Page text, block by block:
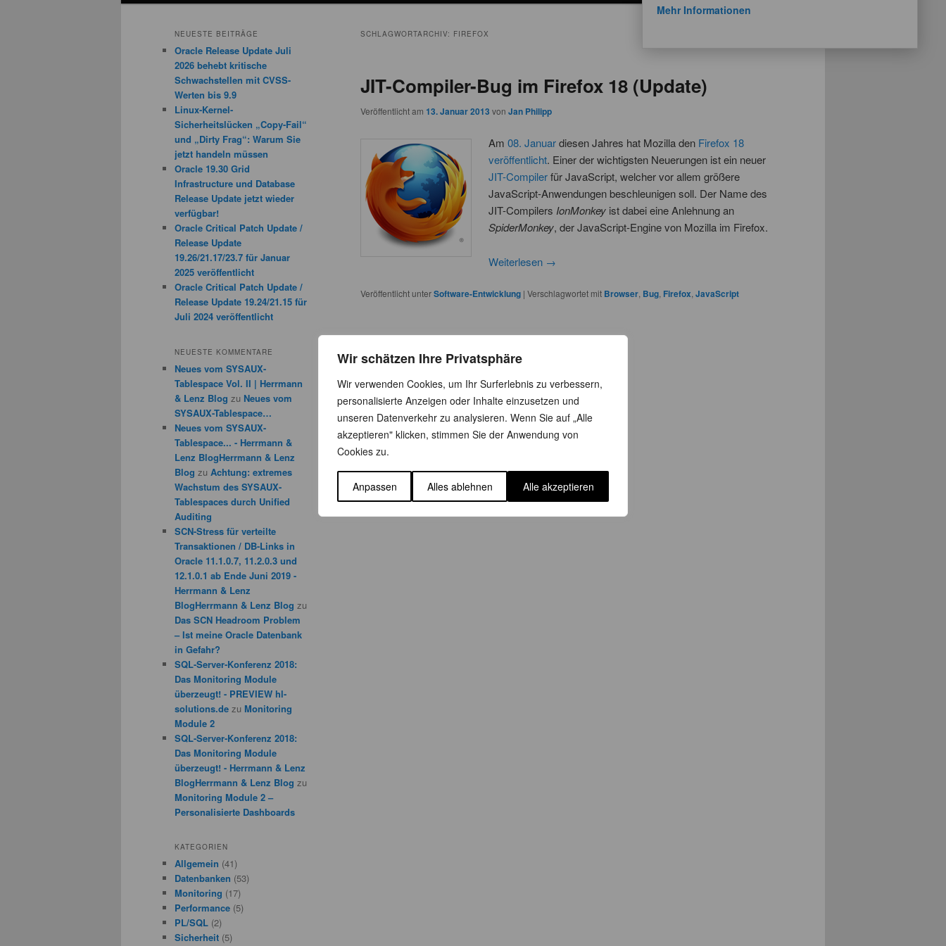
Wir schätzen Ihre Privatsphäre
Wir verwenden Cookies, um Ihr Surferlebnis zu verbessern,
personalisierte Anzeigen oder Inhalte einzusetzen und
unseren Datenverkehr zu analysieren. Wenn Sie auf „Alle
akzeptieren" klicken, stimmen Sie der Anwendung von
Cookies zu.
Anpassen Alles ablehnen Alle akzeptieren
SCHLAGWORTARCHIV: FIREFOX
JIT-Compiler-Bug im Firefox 18 (Update)
Veröffentlicht am 13. Januar 2013 von Jan Philipp
Am08. Januardiesen Jahres hat Mozilla den Firefox 18
veröffentlicht. Einer der wichtigsten Neuerungen ist ein neuer
JIT-Compilerfür JavaScript, welcher vor allem größere
JavaScript-Anwendungen beschleunigen soll. Der Name des
JIT-Compilers IonMonkey ist dabei eine Anlehnung an
SpiderMonkey, der JavaScript-Engine von Mozilla im Firefox.
Weiterlesen →
Veröffentlicht unterSoftware-Entwicklung | Verschlagwortet mit Browser Bug Firefox JavaScript
NEUESTE BEITRÄGE
Oracle Release Update Juli
2026 behebt kritische
Schwachstellen mit CVSS-
Werten bis 9.9
Linux-Kernel-
Sicherheitslücken „Copy-Fail“
und „Dirty Frag“: Warum Sie
jetzt handeln müssen
Oracle 19.30 Grid
Infrastructure und Database
Release Update jetzt wieder
verfügbar!
Oracle Critical Patch Update /
Release Update
19.26/21.17/23.7 für Januar
2025 veröffentlicht
Oracle Critical Patch Update /
Release Update 19.24/21.15 für
Juli 2024 veröffentlicht
NEUESTE KOMMENTARE
Neues vom SYSAUX-
Tablespace Vol. II | Herrmann
& Lenz Blog zu Neues vom
SYSAUX-Tablespace…
Neues vom SYSAUX-
Tablespace... - Herrmann &
Lenz BlogHerrmann & Lenz
Blog zu Achtung: extremes
Wachstum des SYSAUX-
Tablespaces durch Unified
Auditing
SCN-Stress für verteilte
Transaktionen / DB-Links in
Oracle 11.1.0.7, 11.2.0.3 und
12.1.0.1 ab Ende Juni 2019 -
Herrmann & Lenz
BlogHerrmann & Lenz Blog zu
Das SCN Headroom Problem
– Ist meine Oracle Datenbank
in Gefahr?
SQL-Server-Konferenz 2018:
Das Monitoring Module
überzeugt! - PREVIEW hl-
solutions.de zu Monitoring
Module 2
SQL-Server-Konferenz 2018:
Das Monitoring Module
überzeugt! - Herrmann & Lenz
BlogHerrmann & Lenz Blog zu
Monitoring Module 2 –
Personalisierte Dashboards
KATEGORIEN
Allgemein (41)
Datenbanken (53)
Monitoring (17)
Performance (5)
PL/SQL (2)
Sicherheit (5)
Mehr Informationen